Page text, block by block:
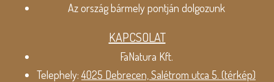
Az ország bármely pontján dolgozunk
KAPCSOLAT
FaNatura Kft.
Telephely:4025 Debrecen, Salétrom utca 5. (térkép)